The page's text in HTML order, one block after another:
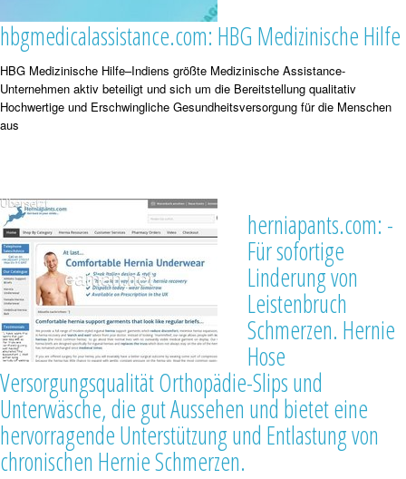
hbgmedicalassistance.com: HBG Medizinische Hilfe
HBG Medizinische Hilfe–Indiens größte Medizinische Assistance-
Unternehmen aktiv beteiligt und sich um die Bereitstellung qualitativ
Hochwertige und Erschwingliche Gesundheitsversorgung für die Menschen
aus
herniapants.com: -
Für sofortige
Linderung von
Leistenbruch
Schmerzen. Hernie
Hose
Versorgungsqualität Orthopädie-Slips und
Unterwäsche, die gut Aussehen und bietet eine
hervorragende Unterstützung und Entlastung von
chronischen Hernie Schmerzen.